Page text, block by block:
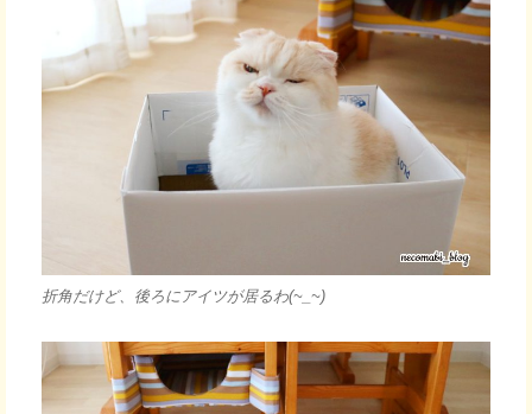
折角だけど、後ろにアイツが居るわ(~_~)